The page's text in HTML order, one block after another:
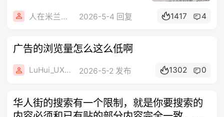
人在米兰心在田 2026-5-4 回复 1417 4
广告的浏览量怎么这么低啊
LuHui_UXZUI 2026-5-2 发布 1302 0
华人街的搜索有一个限制，就是你要搜索的